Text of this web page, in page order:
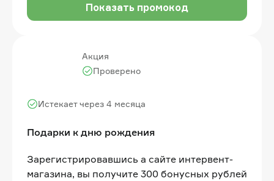
Показать промокод
Акция
Подарки к дню рождения
Истекает через 4 месяца
Проверено
Зарегистрировавшись а сайте интервент-
магазина, вы получите 300 бонусных рублей